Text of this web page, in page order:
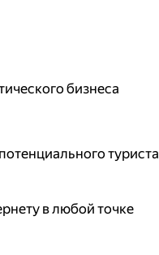
бизнеса
туриста
в любой точке